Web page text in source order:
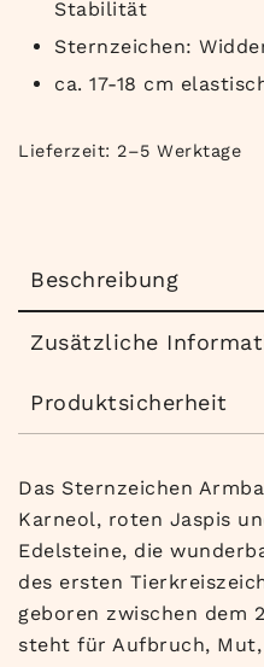
Stabilität
Sternzeichen:
ca. 17-18 cm
Lieferzeit: 2–5 Werktage
Beschreibung
Zusätzliche
Produktsicherheit
Das Sternzeichen
Karneol, roten Jaspis
Edelsteine, die
des ersten
geboren zwischen dem
steht für Aufbruch, Mut,